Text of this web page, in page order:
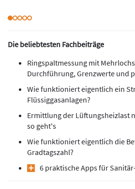
Die beliebtesten Fachbeiträge
Ringspaltmessung mit
Durchführung, Grenzwerte und
Wie funktioniert eigentlich ein
Flüssiggasanlagen?
Ermittlung der Lüftungsheizlast
so geht's
Wie funktioniert eigentlich die
Gradtagszahl?
6 praktische Apps für